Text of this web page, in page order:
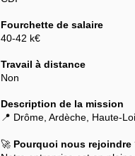
Fourchette de salaire
40-42 k€
Travail à distance
Non
Description de la mission
📍 Drôme, Ardèche, Haute-
🚀 Pourquoi nous rejoindre